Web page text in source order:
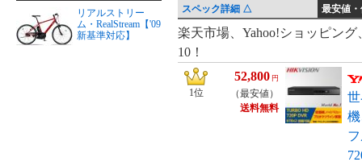
リアルストリー
ム・RealStream【'09
新基準対応】
スペック詳細 △ 最安値
最
安
値・
価
楽天市場、Yahoo!ショッピン
10！
1位
52,800 円
（最安値）
送料無料